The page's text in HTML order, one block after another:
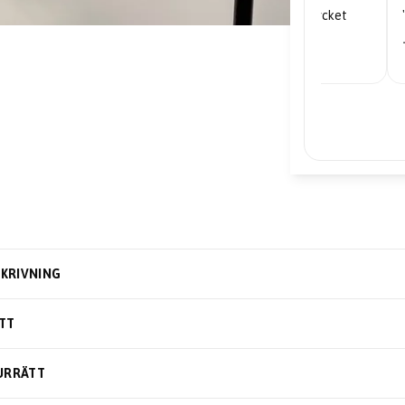
"Mycket nöjd... priserna är mycket